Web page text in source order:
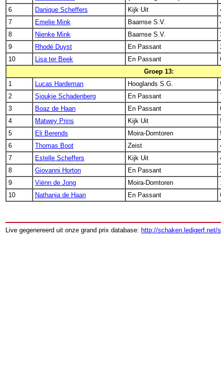
6
Danique Scheffers Kijk Uit
7
Emelie Mink Baarnse S.V.
8
Nienke Mink Baarnse S.V.
9
Rhodé Duyst En Passant
10
Lisa ter Beek En Passant
Groep 13:
1
Lucas Hardeman Hooglands S.G.
2
Sjoukje Schadenberg En Passant
3
Boaz de Haan En Passant
4
Matwey Prins Kijk Uit
5
Eli Berends Moira-Domtoren
6
Thomas Boot Zeist
7
Estelle Scheffers Kijk Uit
8
Giovanni Horton En Passant
9
Viënn de Jong Moira-Domtoren
10
Nathanja de Haan En Passant
Live gegenereerd uit onze grand prix database: http://schaken.ledigerf.net/